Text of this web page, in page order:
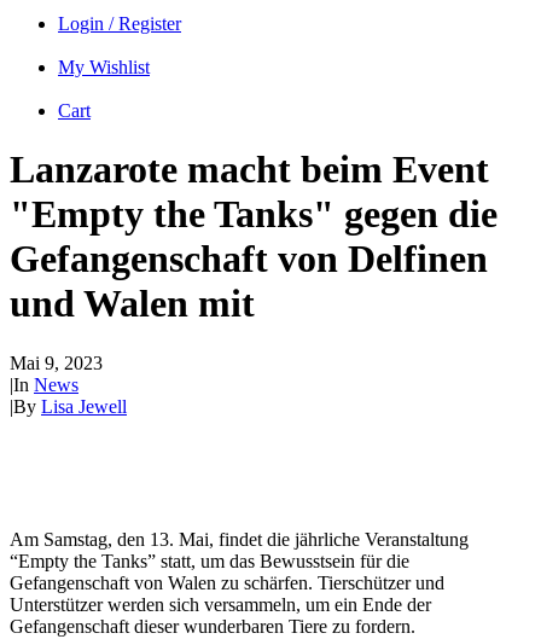
Login / Register
My Wishlist
Cart
Lanzarote macht beim Event
"Empty the Tanks" gegen die
Gefangenschaft von Delfinen
und Walen mit
Mai 9, 2023
|In News
|By Lisa Jewell
Am Samstag, den 13. Mai, findet die jährliche Veranstaltung
“Empty the Tanks” statt, um das Bewusstsein für die
Gefangenschaft von Walen zu schärfen. Tierschützer und
Unterstützer werden sich versammeln, um ein Ende der
Gefangenschaft dieser wunderbaren Tiere zu fordern.